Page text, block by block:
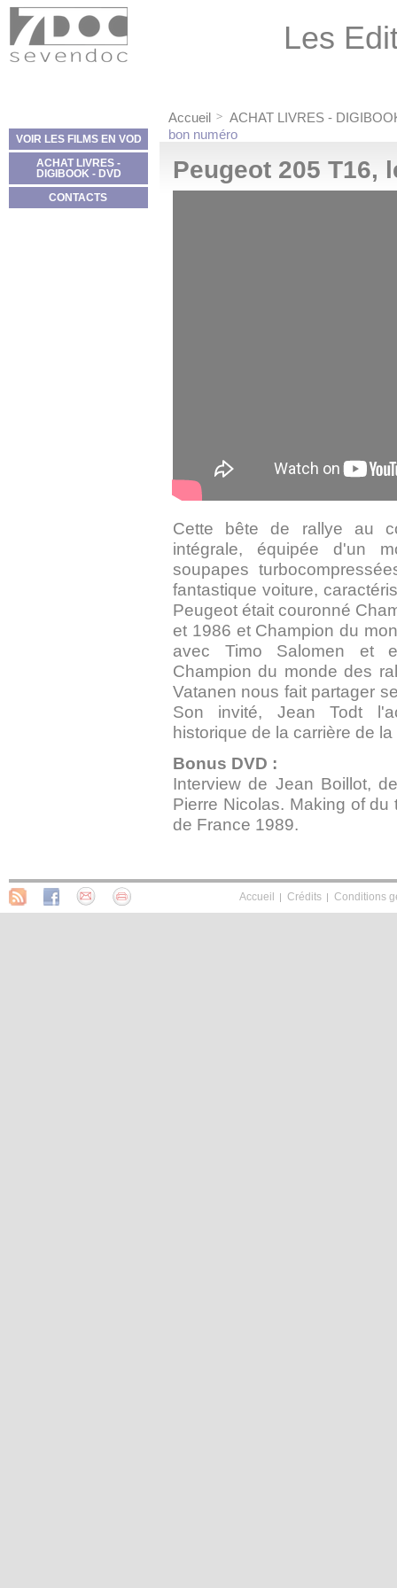
Les
VOIR LES FILMS EN VOD
ACHAT LIVRES -
DIGIBOOK - DVD
CONTACTS
Accueil
ACHAT LIVRES -
bon numéro
Peugeot 205 T16,
Cette bête de rallye au
intégrale, équipée d'un
soupapes
fantastique voiture,
Peugeot était couronné
et 1986 et Champion du
avec Timo Salomen et
Champion du monde des
Vatanen nous fait partager
Son invité, Jean Todt
historique de la carrière de
Bonus DVD :
Interview de Jean Boillot,
Pierre Nicolas. Making of
de France 1989.
Accueil Crédits Conditions
Panneau de gestion des cookies